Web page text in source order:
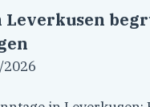
Leverkusen